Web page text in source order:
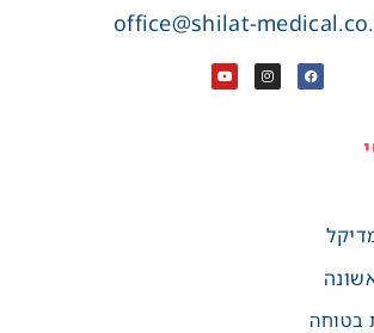
office@shilat-
בטוחה